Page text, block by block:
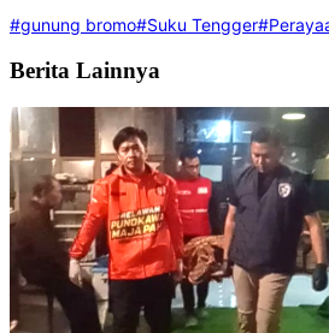
#gunung bromo#Suku Tengger
Berita Lainnya